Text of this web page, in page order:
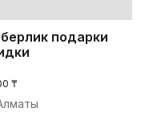
подарки
₸